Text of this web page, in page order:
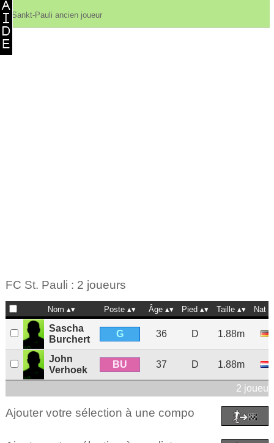
Sankt-Pauli ancien joueur
FC St. Pauli : 2 joueurs
Nom Poste Âge Pied Taille Nat
Sascha
Burchert
G 36 D 1.88m
John
Verhoek
BU 37 D 1.88m
2
Ajouter votre sélection à une compo